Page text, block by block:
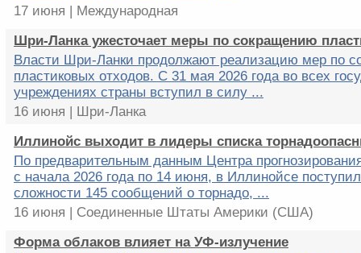
17 июня | Международная
Шри-Ланка ужесточает меры по сокращению
Власти Шри-Ланки продолжают реализацию мер по
пластиковых отходов. С 31 мая 2026 года во всех
учреждениях страны вступил в силу ...
16 июня | Шри-Ланка
Иллинойс выходит в лидеры списка
По предварительным данным Центра
с начала 2026 года по 14 июня, в Иллинойсе
сложности 145 сообщений о торнадо, ...
16 июня | Соединенные Штаты Америки (США)
Форма облаков влияет на УФ-излучение